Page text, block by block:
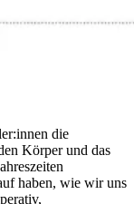
die
Körper und das
haben, wie wir uns